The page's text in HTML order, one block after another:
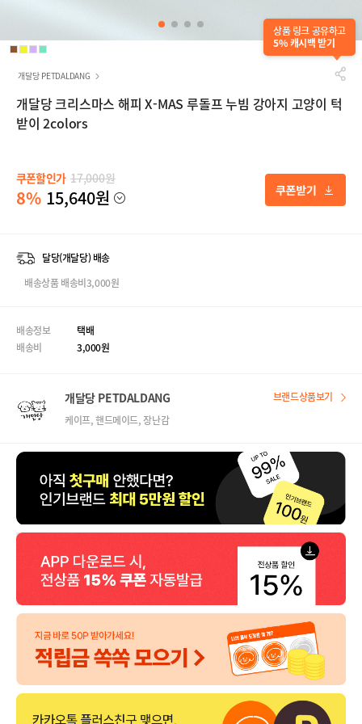
상품 링크 공유하고
5% 캐시백 받기
개달당 PETDALDANG
개달당 크리스마스 해피 X-MAS 루돌프 누빔 강아지 고양이 턱
받이 2colors
쿠폰할인가 17,000원
8% 15,640원
달당(개달당) 배송
배송상품 배송비3,000원
배송정보
택배
배송비
3,000원
개달당 PETDALDANG
케이프, 핸드메이드, 장난감
브랜드상품보기